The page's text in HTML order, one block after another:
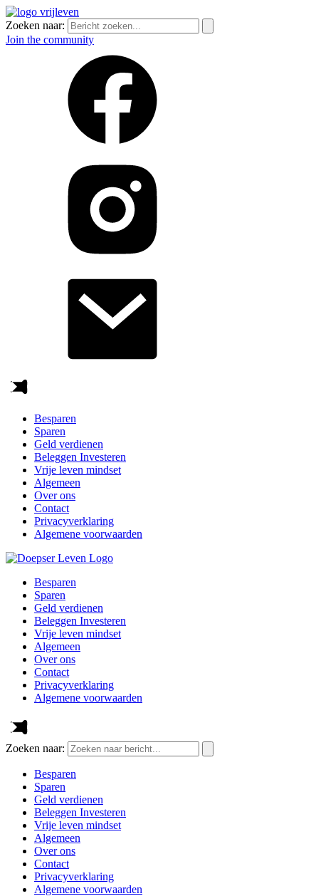
Zoeken naar:
Join the community
Besparen
Sparen
Geld verdienen
Beleggen Investeren
Vrije leven mindset
Algemeen
Over ons
Contact
Privacyverklaring
Algemene voorwaarden
Besparen
Sparen
Geld verdienen
Beleggen Investeren
Vrije leven mindset
Algemeen
Over ons
Contact
Privacyverklaring
Algemene voorwaarden
Zoeken naar:
Besparen
Sparen
Geld verdienen
Beleggen Investeren
Vrije leven mindset
Algemeen
Over ons
Contact
Privacyverklaring
Algemene voorwaarden